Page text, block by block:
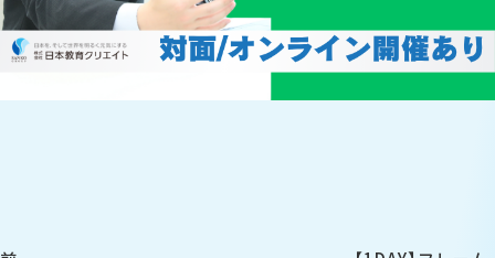
投
過